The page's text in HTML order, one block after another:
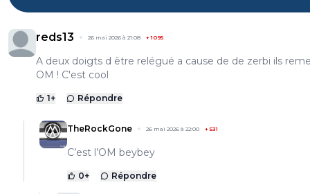
reds13 26 mai 2026 à 21:08 +1095
A deux doigts d être relégué a cause de de zerbi ils
OM ! C'est cool
1+ Répondre
TheRockGone 26 mai 2026 à 22:00 + 531
C’est l’OM beybey
0+ Répondre